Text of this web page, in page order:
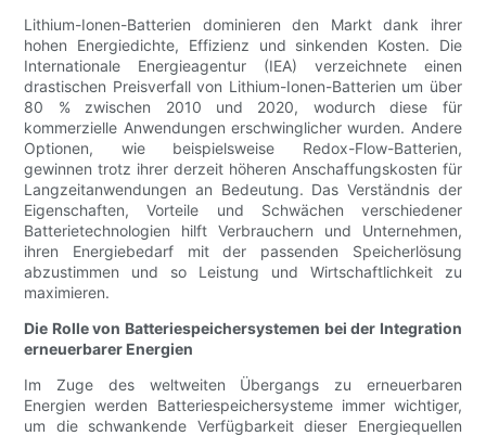
Lithium-Ionen-Batterien dominieren den Markt dank ihrer
hohen Energiedichte, Effizienz und sinkenden Kosten. Die
Internationale Energieagentur (IEA) verzeichnete einen
drastischen Preisverfall von Lithium-Ionen-Batterien um über
80 % zwischen 2010 und 2020, wodurch diese für
kommerzielle Anwendungen erschwinglicher wurden. Andere
Optionen, wie beispielsweise Redox-Flow-Batterien,
gewinnen trotz ihrer derzeit höheren Anschaffungskosten für
Langzeitanwendungen an Bedeutung. Das Verständnis der
Eigenschaften, Vorteile und Schwächen verschiedener
Batterietechnologien hilft Verbrauchern und Unternehmen,
ihren Energiebedarf mit der passenden Speicherlösung
abzustimmen und so Leistung und Wirtschaftlichkeit zu
maximieren.
Die Rolle von Batteriespeichersystemen bei der Integration
erneuerbarer Energien
Im Zuge des weltweiten Übergangs zu erneuerbaren
Energien werden Batteriespeichersysteme immer wichtiger,
um die schwankende Verfügbarkeit dieser Energiequellen